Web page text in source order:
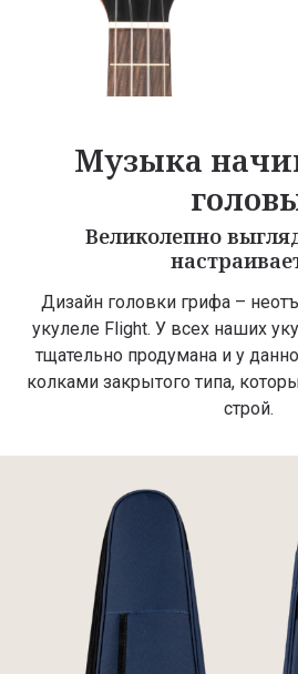
Музыка
Великолепно
Дизайн головки грифа –
укулеле Flight. У всех наших
тщательно продумана и у
колками закрытого типа,
строй.